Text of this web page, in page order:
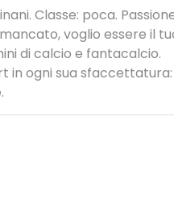
Classe: poca.
voglio essere il
di calcio e fantacalcio.
in ogni sua